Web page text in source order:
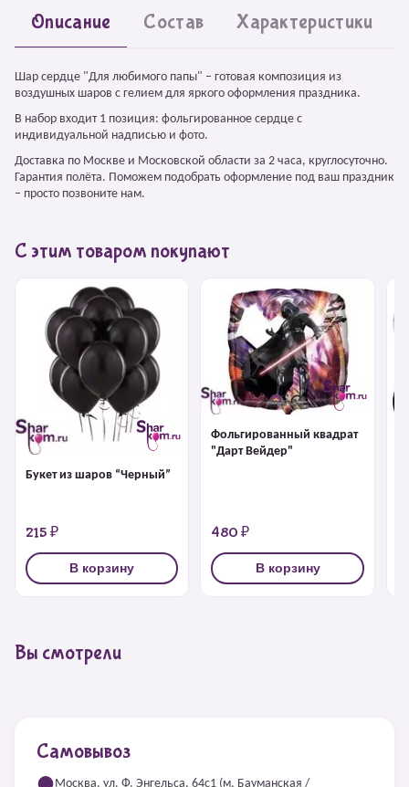
Описание Состав Характеристики
Шар сердце "Для любимого папы" – готовая композиция из
воздушных шаров с гелием для яркого оформления праздника.
В набор входит 1 позиция: фольгированное сердце с
индивидуальной надписью и фото.
Доставка по Москве и Московской области за 2 часа, круглосуточно.
Гарантия полёта. Поможем подобрать оформление под ваш праздник
– просто позвоните нам.
С этим товаром покупают
Букет из шаров “Черный”
215 ₽
В корзину
Фольгированный квадрат
"Дарт Вейдер"
480 ₽
В корзину
Вы смотрели
Самовывоз
Москва, ул. Ф. Энгельса, 64с1 (м. Бауманская /